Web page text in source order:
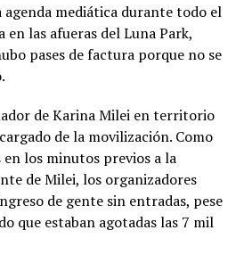
agenda mediática durante todo el
en las afueras del Luna Park,
pases de factura porque no se
de Karina Milei en territorio
de la movilización. Como
en los minutos previos a la
de Milei, los organizadores
de gente sin entradas, pese
que estaban agotadas las 7 mil